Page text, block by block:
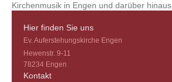
Kirchenmusik in Engen und darüber hinaus.
Hier finden Sie uns
Ev. Auferstehungskirche Engen
Hewenstr. 9-11
78234 Engen
Kontakt